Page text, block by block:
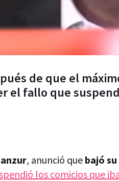
de que el
el fallo que
, anunció que bajó
los comicios que